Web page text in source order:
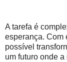
A tarefa é
esperança. Com
possível
um futuro onde